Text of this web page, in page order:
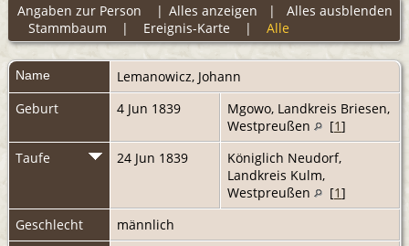
Alles anzeigen | Alles ausblenden
Angaben zur Person |
Stammbaum | Ereignis-Karte | Alle
Name Lemanowicz, Johann
Geburt
4 Jun 1839
Mgowo, Landkreis Briesen,
Westpreußen
[1]
Taufe
24 Jun 1839
Königlich Neudorf,
Landkreis Kulm,
Westpreußen
[1]
Geschlecht
männlich